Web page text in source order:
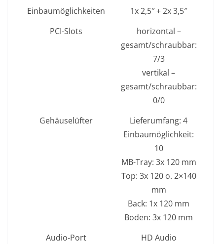
Einbaumöglichkeiten
1x 2,5″ + 2x 3,5″
PCI-Slots
horizontal –
gesamt/schraubbar:
7/3
vertikal –
gesamt/schraubbar:
0/0
Gehäuselüfter
Lieferumfang: 4
Einbaumöglichkeit:
10
MB-Tray: 3x 120 mm
Top: 3x 120 o. 2×140
mm
Back: 1x 120 mm
Boden: 3x 120 mm
Audio-Port
HD Audio